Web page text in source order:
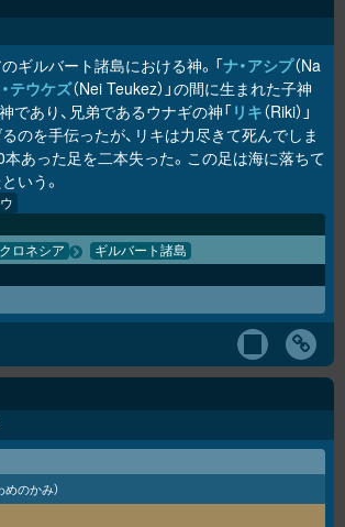
ギルバート諸島における神。「ナ・アシプ（Na
テウケズ（Nei Teukez）」の間に生まれた子神
であり、兄弟であるウナギの神「リキ（Riki）」
のを手伝ったが、リキは力尽きて死んでしま
本あった足を二本失った。この足は海に落ちて
いう。
ロネシア ギルバート諸島
めのかみ）